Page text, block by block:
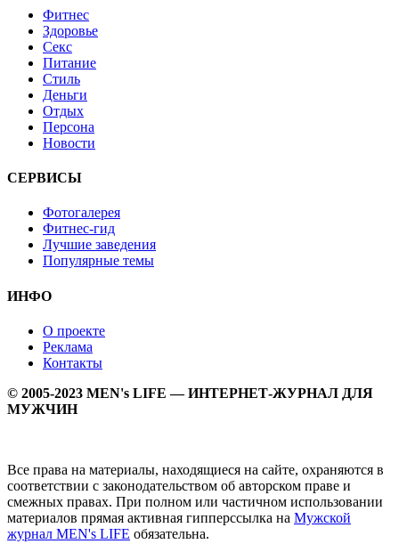
Фитнес
Здоровье
Секс
Питание
Стиль
Деньги
Отдых
Персона
Новости
СЕРВИСЫ
Фотогалерея
Фитнес-гид
Лучшие заведения
Популярные темы
ИНФО
О проекте
Реклама
Контакты
© 2005-2023 MEN's LIFE — ИНТЕРНЕТ-ЖУРНАЛ ДЛЯ
МУЖЧИН
Все права на материалы, находящиеся на сайте, охраняются в
соответствии с законодательством об авторском праве и
смежных правах. При полном или частичном использовании
материалов прямая активная гипперссылка на Мужской
журнал MEN's LIFE обязательна.